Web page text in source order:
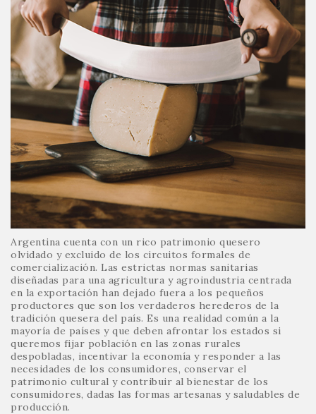
Argentina cuenta con un rico patrimonio quesero
olvidado y excluido de los circuitos formales de
comercialización. Las estrictas normas sanitarias
diseñadas para una agricultura y agroindustria centrada
en la exportación han dejado fuera a los pequeños
productores que son los verdaderos herederos de la
tradición quesera del país. Es una realidad común a la
mayoría de países y que deben afrontar los estados si
queremos fijar población en las zonas rurales
despobladas, incentivar la economía y responder a las
necesidades de los consumidores, conservar el
patrimonio cultural y contribuir al bienestar de los
consumidores, dadas las formas artesanas y saludables de
producción.